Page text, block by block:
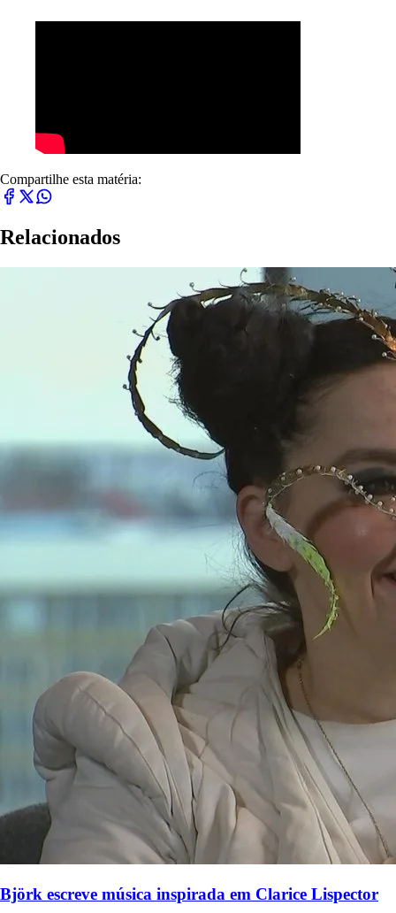
Compartilhe esta matéria:
Relacionados
Björk escreve música inspirada em Clarice Lispector